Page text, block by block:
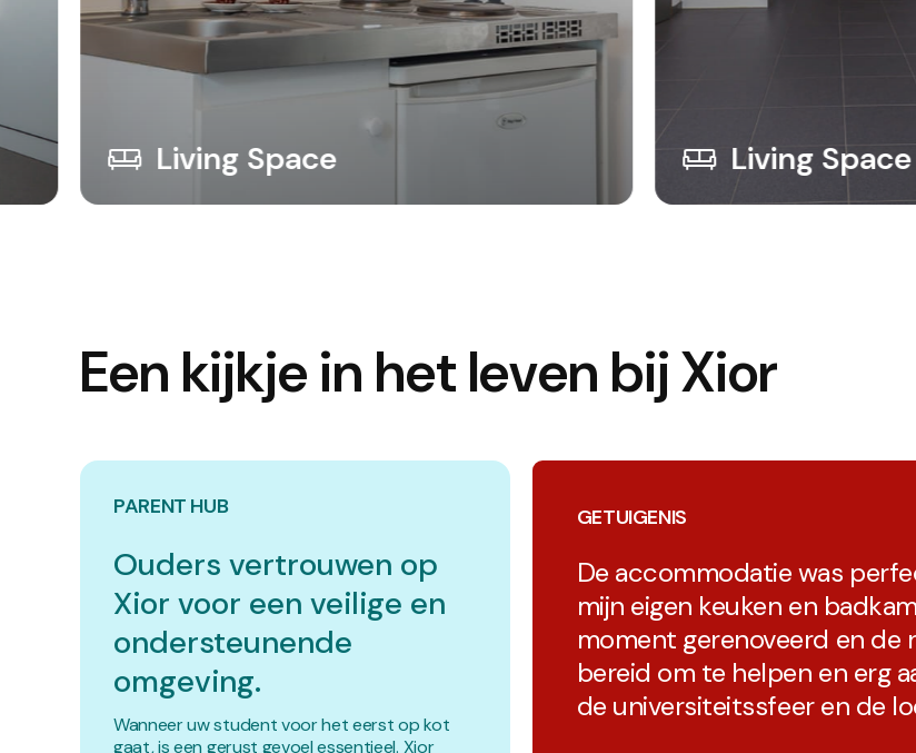
Living Space Living Space
Een kijkje in het leven bij Xior
PARENT HUB
Ouders vertrouwen op
Xior voor een veilige en
ondersteunende
omgeving.
Wanneer uw student voor het eerst op kot
gaat, is een gerust gevoel essentieel. Xior
GETUIGENIS
De accommodatie was
mijn eigen keuken en
moment gerenoveerd en de
bereid om te helpen en erg
de universiteitssfeer en de